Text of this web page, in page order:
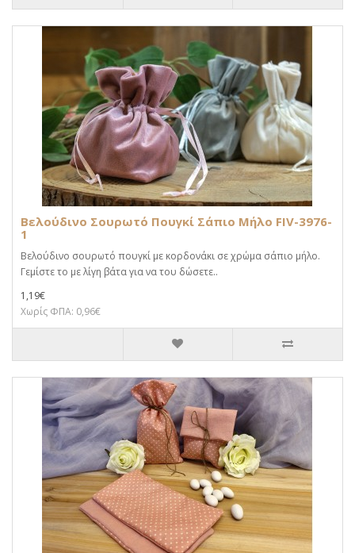
Βελούδινο Σουρωτό Πουγκί Σάπιο Μήλο FIV-3976-
1
Βελούδινο σουρωτό πουγκί με κορδονάκι σε χρώμα σάπιο μήλο.
Γεμίστε το με λίγη βάτα για να του δώσετε..
1,19€
Χωρίς ΦΠΑ: 0,96€